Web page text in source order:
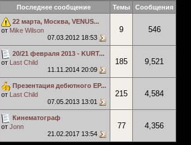
Последнее сообщение Темы Сообщения
22 марта, Москва, VENUS...
от Mike Wilson
07.03.2012 18:53
9 546
20/21 февраля 2013 - KURT...
от Last Child
11.11.2014 20:09
185 9,521
Презентация дебютного EP...
от Last Child
07.05.2013 13:01
215 4,584
Кинематограф
от Jonn
21.02.2017 13:54
77 4,356